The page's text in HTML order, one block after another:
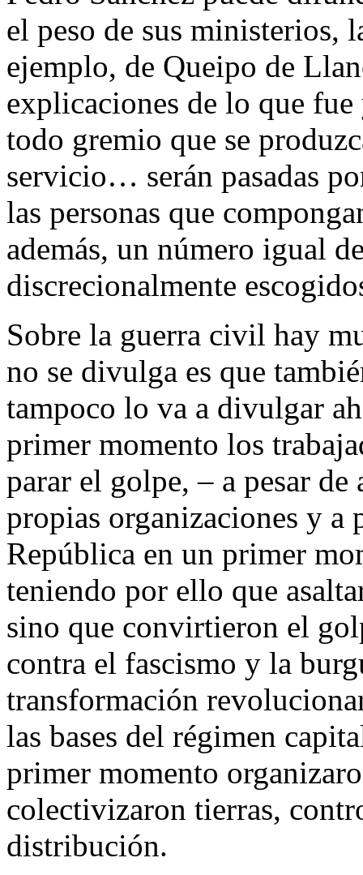
el peso de sus ministerios,
ejemplo, de Queipo de
explicaciones de lo que
todo gremio que se
servicio… serán pasadas
las personas que
además, un número igual
discrecionalmente
Sobre la guerra civil hay
no se divulga es que
tampoco lo va a divulgar
primer momento los
parar el golpe, – a pesar de
propias organizaciones y a
República en un primer
teniendo por ello que
sino que convirtieron el
contra el fascismo y la
transformación
las bases del régimen
primer momento
colectivizaron tierras,
distribución.